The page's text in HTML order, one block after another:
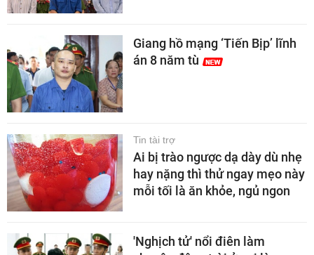
Giang hồ mạng ‘Tiến Bịp’ lĩnh
án 8 năm tù
Tin tài trợ
Ai bị trào ngược dạ dày dù nhẹ
hay nặng thì thử ngay mẹo này
mỗi tối là ăn khỏe, ngủ ngon
'Nghịch tử' nổi điên làm